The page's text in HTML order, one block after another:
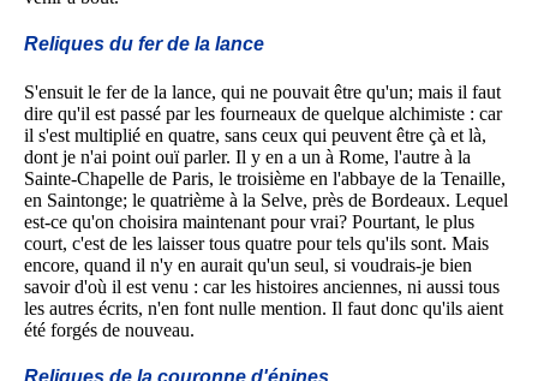
Reliques du fer de la lance
S'ensuit le fer de la lance, qui ne pouvait être qu'un; mais il faut
dire qu'il est passé par les fourneaux de quelque alchimiste : car
il s'est multiplié en quatre, sans ceux qui peuvent être çà et là,
dont je n'ai point ouï parler. Il y en a un à Rome, l'autre à la
Sainte-Chapelle de Paris, le troisième en l'abbaye de la Tenaille,
en Saintonge; le quatrième à la Selve, près de Bordeaux. Lequel
est-ce qu'on choisira maintenant pour vrai? Pourtant, le plus
court, c'est de les laisser tous quatre pour tels qu'ils sont. Mais
encore, quand il n'y en aurait qu'un seul, si voudrais-je bien
savoir d'où il est venu : car les histoires anciennes, ni aussi tous
les autres écrits, n'en font nulle mention. Il faut donc qu'ils aient
été forgés de nouveau.
Reliques de la couronne d'épines